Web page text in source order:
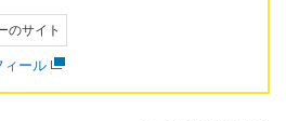
のサイト
ール